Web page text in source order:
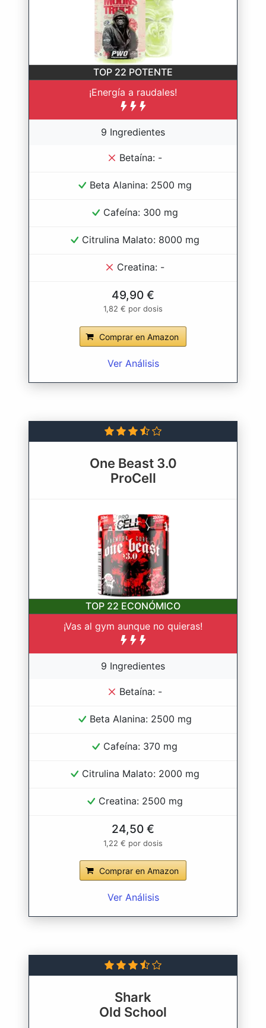
TOP 22 POTENTE
¡Energía a raudales!
9 Ingredientes
Betaína: -
Beta Alanina: 2500 mg
Cafeína: 300 mg
Citrulina Malato: 8000 mg
Creatina: -
49,90 €
1,82 € por dosis
Comprar en Amazon
Ver Análisis
One Beast 3.0
ProCell
TOP 22 ECONÓMICO
¡Vas al gym aunque no quieras!
9 Ingredientes
Betaína: -
Beta Alanina: 2500 mg
Cafeína: 370 mg
Citrulina Malato: 2000 mg
Creatina: 2500 mg
24,50 €
1,22 € por dosis
Comprar en Amazon
Ver Análisis
Shark
Old School